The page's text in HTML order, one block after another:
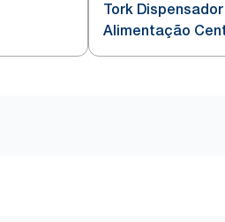
Tork
Alimentação